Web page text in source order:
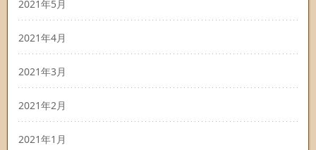
2021年5月
2021年4月
2021年3月
2021年2月
2021年1月